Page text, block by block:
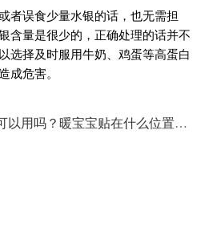
者误食少量水银的话，也无需担
含量是很少的，正确处理的话并不
选择及时服用牛奶、鸡蛋等高蛋白
成危害。
吗？暖宝宝贴在什么位置效果最好？